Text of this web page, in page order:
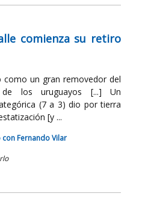
comienza su retiro
como un gran removedor del
de los uruguayos [...] Un
(7 a 3) dio por tierra
[y ...
Fernando Vilar